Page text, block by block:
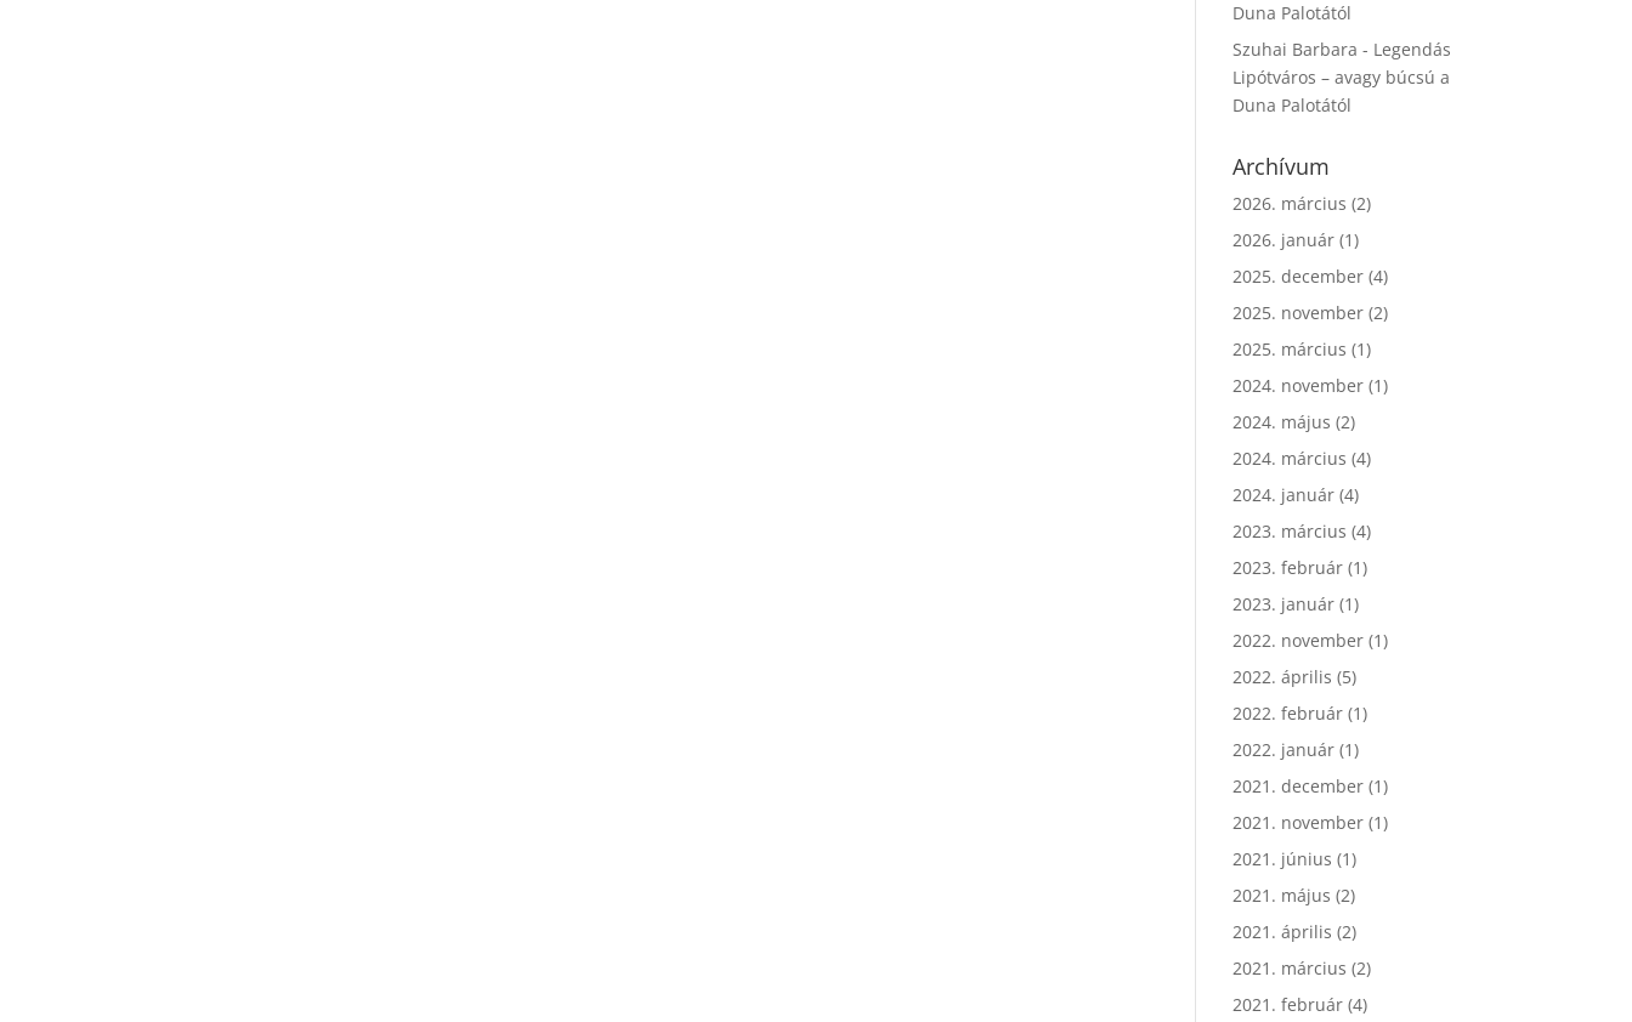
Duna Palotától
Szuhai Barbara - Legendás
Lipótváros – avagy búcsú a
Duna Palotától
Archívum
2026. március (2)
2026. január (1)
2025. december (4)
2025. november (2)
2025. március (1)
2024. november (1)
2024. május (2)
2024. március (4)
2024. január (4)
2023. március (4)
2023. február (1)
2023. január (1)
2022. november (1)
2022. április (5)
2022. február (1)
2022. január (1)
2021. december (1)
2021. november (1)
2021. június (1)
2021. május (2)
2021. április (2)
2021. március (2)
2021. február (4)